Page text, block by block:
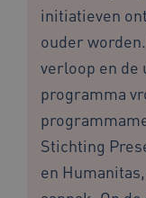
initiatieven
ouder
verloop en de
programma
Stichting
en